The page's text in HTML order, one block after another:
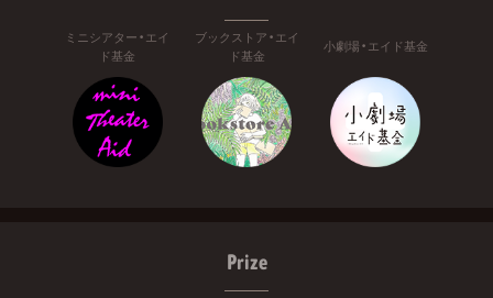
ミニシアター・エイ
ド基金
ブックストア・エイ
ド基金
小劇場・エイド基金
Prize